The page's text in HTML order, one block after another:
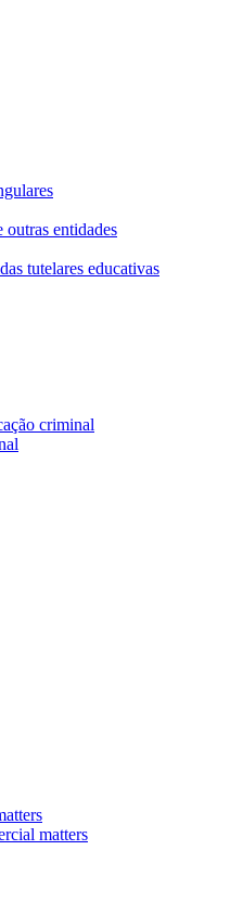
outras entidades
tutelares educativas
criminal
matters​​